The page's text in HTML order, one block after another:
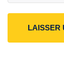
LAISSER